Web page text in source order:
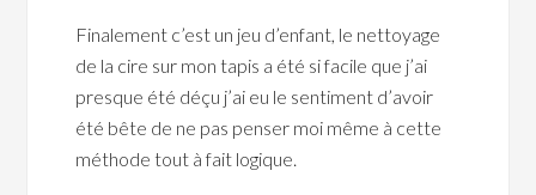
Finalement c’est un jeu d’enfant, le nettoyage
de la cire sur mon tapis a été si facile que j’ai
presque été déçu j’ai eu le sentiment d’avoir
été bête de ne pas penser moi même à cette
méthode tout à fait logique.